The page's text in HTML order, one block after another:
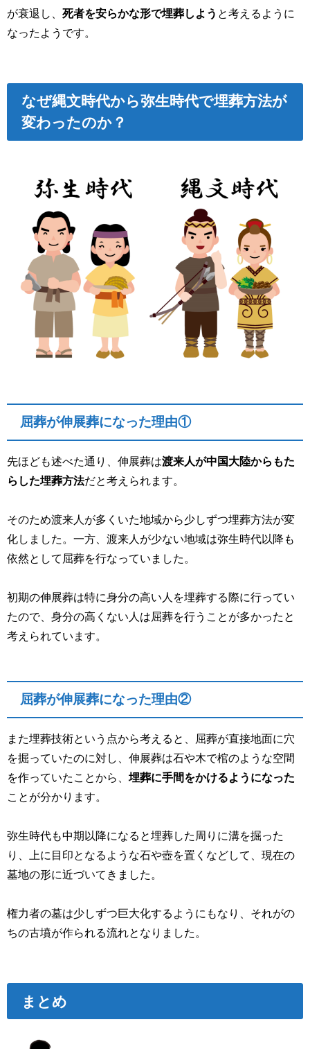
が衰退し、 死者を安らかな形で埋葬しよう と考えるように
なったようです。
なぜ縄文時代から弥生時代で埋葬方法が
変わったのか？
屈葬が伸展葬になった理由①
先ほども述べた通り、伸展葬は渡来人が中国大陸からもた
らした埋葬方法だと考えられます。
そのため渡来人が多くいた地域から少しずつ埋葬方法が変
化しました。一方、渡来人が少ない地域は弥生時代以降も
依然として屈葬を行なっていました。
初期の伸展葬は特に身分の高い人を埋葬する際に行ってい
たので、身分の高くない人は屈葬を行うことが多かったと
考えられています。
屈葬が伸展葬になった理由②
また埋葬技術という点から考えると、屈葬が直接地面に穴
を掘っていたのに対し、伸展葬は石や木で棺のような空間
を作っていたことから、 埋葬に手間をかけるようになった
ことが分かります。
弥生時代も中期以降になると埋葬した周りに溝を掘った
り、上に目印となるような石や壺を置くなどして、現在の
墓地の形に近づいてきました。
権力者の墓は少しずつ巨大化するようにもなり、それがの
ちの古墳が作られる流れとなりました。
まとめ